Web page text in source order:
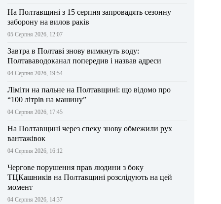
На Полтавщині з 15 серпня запровадять сезонну
заборону на вилов раків
05 Серпня 2026, 12:07
Завтра в Полтаві знову вимкнуть воду:
Полтававодоканал попередив і назвав адреси
04 Серпня 2026, 19:54
Ліміти на пальне на Полтавщині: що відомо про
“100 літрів на машину”
04 Серпня 2026, 17:45
На Полтавщині через спеку знову обмежили рух
вантажівок
04 Серпня 2026, 16:12
Чергове порушення прав людини з боку
ТЦКашників на Полтавщині розслідують на цей
момент
04 Серпня 2026, 14:37